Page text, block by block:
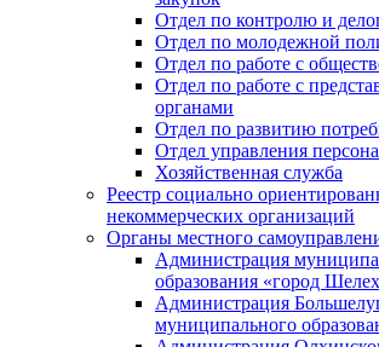
Отдел по контролю и
Отдел по молодежной
Отдел по работе с
Отдел по работе с
органами
Отдел по развитию
Отдел управления
Хозяйственная служба
Реестр социально
некоммерческих организаций
Органы местного
Администрация
образования «город
Администрация
муниципального